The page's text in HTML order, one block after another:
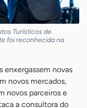
Turísticos de
foi reconhecida na
enxergassem novas
novos mercados,
novos parceiros e
a consultora do